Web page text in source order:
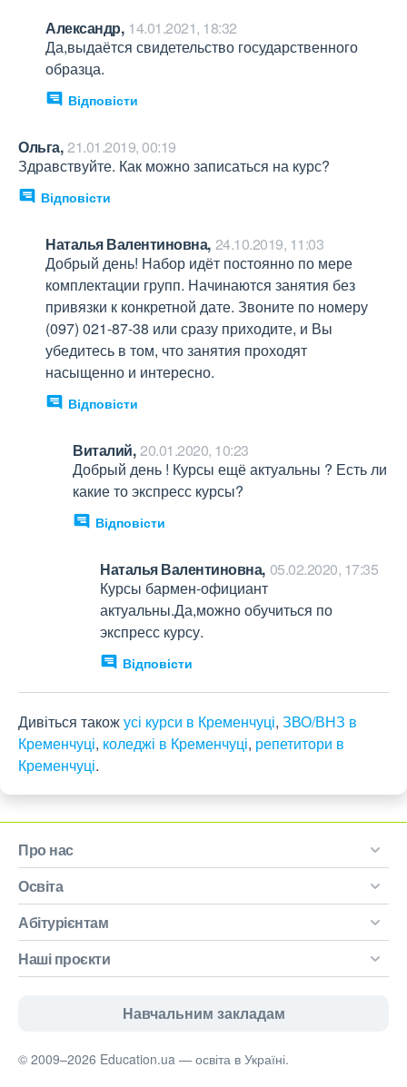
Александр, 14.01.2021, 18:32
Да,выдаётся свидетельство государственного
образца.
Відповісти
Ольга, 21.01.2019, 00:19
Здравствуйте. Как можно записаться на курс?
Відповісти
Наталья Валентиновна, 24.10.2019, 11:03
Добрый день! Набор идёт постоянно по мере
комплектации групп. Начинаются занятия без
привязки к конкретной дате. Звоните по номеру
(097) 021-87-38 или сразу приходите, и Вы
убедитесь в том, что занятия проходят
насыщенно и интересно.
Відповісти
Виталий, 20.01.2020, 10:23
Добрый день ! Курсы ещё актуальны ? Есть ли
какие то экспресс курсы?
Відповісти
Наталья Валентиновна, 05.02.2020, 17:35
Курсы бармен-официант
актуальны.Да,можно обучиться по
экспресс курсу.
Відповісти
Дивіться такожусі курси в Кременчуці, ЗВО/ВНЗ в
Кременчуці, коледжі в Кременчуці, репетитори в
Кременчуці.
Про нас
Освіта
Абітурієнтам
Наші проєкти
Навчальним закладам
© 2009–2026 Education.ua — освіта в Україні.